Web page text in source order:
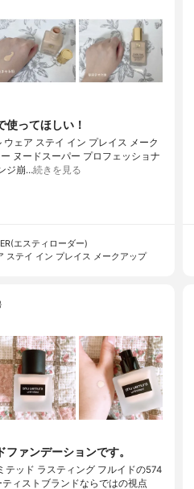
使ってほしい！
ウェア ステイ イン プレイス メーク
ヌードスーパー プロフェッショナ
ジ崩…続きを見る
エスティローダー)
ステイ イン プレイス メークアップ
ァンデーションです。
テッド ラスティング フルイドの574
ィストブランドならではの視点